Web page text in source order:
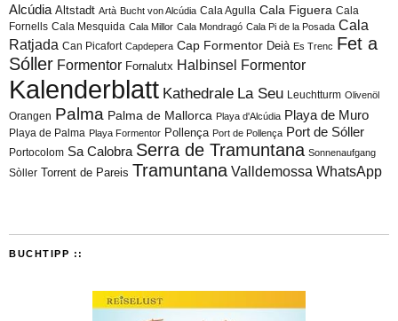
Alcúdia Altstadt Artà Bucht von Alcúdia Cala Agulla Cala Figuera Cala
Fornells Cala Mesquida Cala Millor Cala Mondragó Cala Pi de la Posada Cala
Ratjada Can Picafort Capdepera Cap Formentor Deià Es Trenc Fet a
Sóller Formentor Fornalutx Halbinsel Formentor
Kalenderblatt Kathedrale La Seu Leuchtturm Olivenöl
Orangen Palma Palma de Mallorca Playa d'Alcúdia Playa de Muro
Playa de Palma Playa Formentor Pollença Port de Pollença Port de Sóller
Portocolom Sa Calobra Serra de Tramuntana Sonnenaufgang
Sòller Torrent de Pareis Tramuntana Valldemossa WhatsApp
BUCHTIPP ::